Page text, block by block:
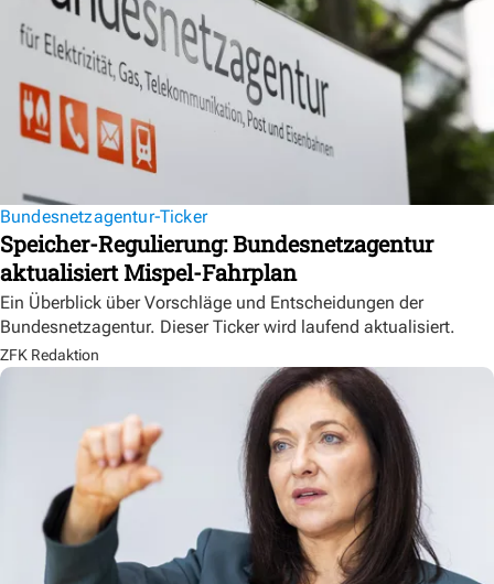
Bundesnetzagentur-Ticker
Speicher-Regulierung: Bundesnetzagentur
aktualisiert Mispel-Fahrplan
Ein Überblick über Vorschläge und Entscheidungen der
Bundesnetzagentur. Dieser Ticker wird laufend aktualisiert.
ZFK Redaktion